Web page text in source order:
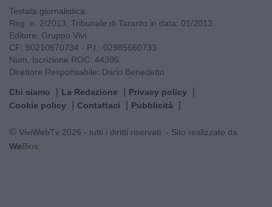
Testata giornalistica
Reg. n. 2/2013, Tribunale di Taranto in data: 01/2013
Editore: Gruppo Vivi
CF: 90210670734 - P.I.: 02985660733
Num. Iscrizione ROC: 44396
Direttore Responsabile: Dario Benedetto
Chi siamo La Redazione
Privacy policy
Cookie policy
Contattaci Pubblicità
© ViviWebTv 2026 - tutti i diritti riservati. - Sito realizzato da
WeBios